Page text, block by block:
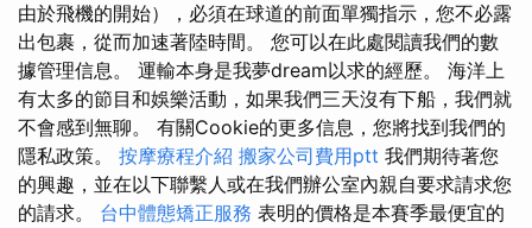
由於飛機的開始），必須在球道的前面單獨指示，您不必露
出包裹，從而加速著陸時間。 您可以在此處閱讀我們的數
據管理信息。 運輸本身是我夢dream以求的經歷。 海洋上
有太多的節目和娛樂活動，如果我們三天沒有下船，我們就
不會感到無聊。 有關Cookie的更多信息，您將找到我們的
隱私政策。 按摩療程介紹 搬家公司費用ptt 我們期待著您
的興趣，並在以下聯繫人或在我們辦公室內親自要求請求您
的請求。 台中體態矯正服務 表明的價格是本賽季最便宜的